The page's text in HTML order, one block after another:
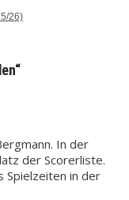
26)
In der
der Scorerliste.
Spielzeiten in der